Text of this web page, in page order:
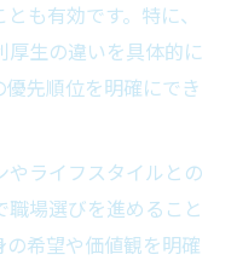
も有効です。特に、
生の違いを具体的に
先順位を明確にでき
ライフスタイルとの
場選びを進めること
希望や価値観を明確